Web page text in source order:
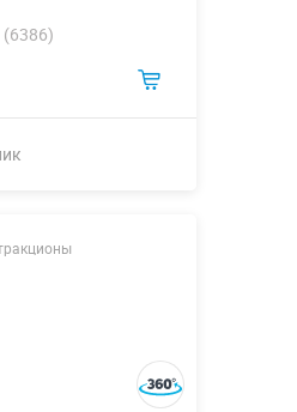
(6386)